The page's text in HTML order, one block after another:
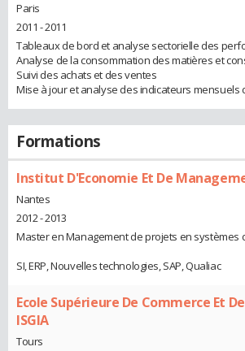
Paris
2011 - 2011
Tableaux de bord et analyse sectorielle des
Analyse de la consommation des matières et
Suivi des achats et des ventes
Mise à jour et analyse des indicateurs mensuels
Formations
Institut D'Economie Et De
Nantes
2012 - 2013
Master en Management de projets en systèmes
SI, ERP, Nouvelles technologies, SAP, Qualiac
Ecole Supérieure De Commerce Et
ISGIA
Tours